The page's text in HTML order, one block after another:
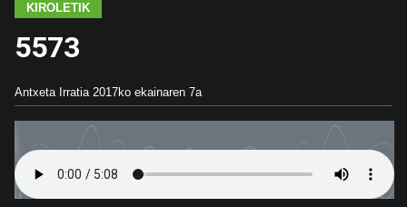
KIROLETIK
5573
Antxeta Irratia 2017ko ekainaren 7a